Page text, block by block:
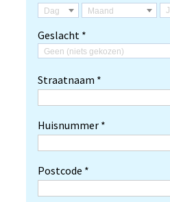
Dag Maand
Geslacht *
Geen (niets gekozen)
Straatnaam *
Huisnummer *
Postcode *